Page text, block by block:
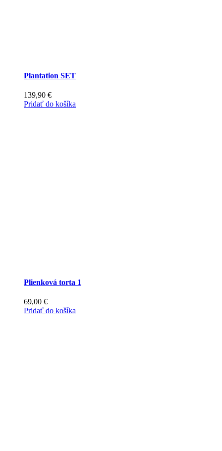
Plantation SET
139,90 €
Pridať do košíka
Plienková torta 1
69,00 €
Pridať do košíka